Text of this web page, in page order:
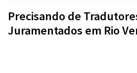
Precisando de
Juramentados em Rio